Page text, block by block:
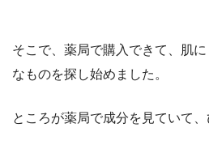
そこで、薬局で購入できて、肌
なものを探し始めました。
ところが薬局で成分を見ていて、